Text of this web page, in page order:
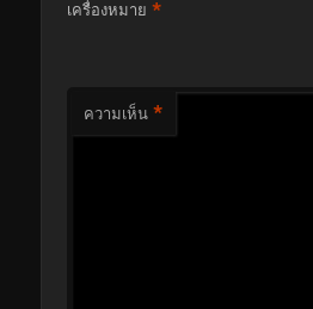
เครื่องหมาย*
ความเห็น *